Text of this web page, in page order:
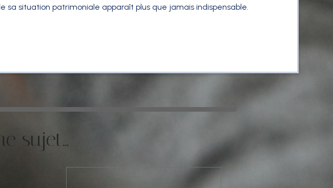
situation patrimoniale apparaît plus que jamais indispensable.
sujet...